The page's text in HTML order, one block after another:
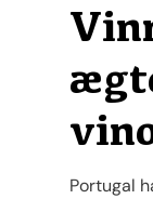
Portugal